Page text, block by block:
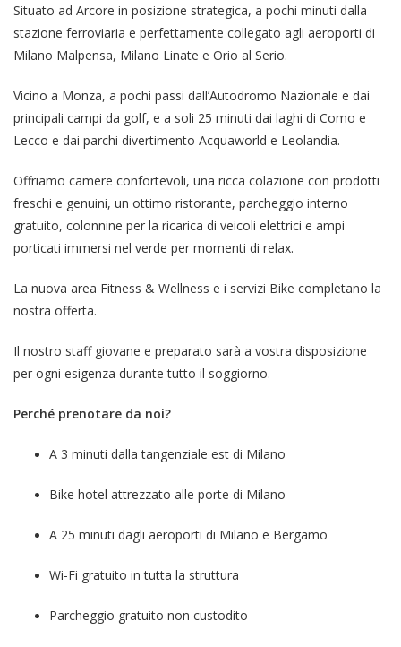
Situato ad Arcore in posizione strategica, a pochi minuti dalla
stazione ferroviaria e perfettamente collegato agli aeroporti di
Milano Malpensa, Milano Linate e Orio al Serio.
Vicino a Monza, a pochi passi dall’Autodromo Nazionale e dai
principali campi da golf, e a soli 25 minuti dai laghi di Como e
Lecco e dai parchi divertimento Acquaworld e Leolandia.
Offriamo camere confortevoli, una ricca colazione con prodotti
freschi e genuini, un ottimo ristorante, parcheggio interno
gratuito, colonnine per la ricarica di veicoli elettrici e ampi
porticati immersi nel verde per momenti di relax.
La nuova area Fitness & Wellness e i servizi Bike completano la
nostra offerta.
Il nostro staff giovane e preparato sarà a vostra disposizione
per ogni esigenza durante tutto il soggiorno.
Perché prenotare da noi?
A 3 minuti dalla tangenziale est di Milano
Bike hotel attrezzato alle porte di Milano
A 25 minuti dagli aeroporti di Milano e Bergamo
Wi-Fi gratuito in tutta la struttura
Parcheggio gratuito non custodito